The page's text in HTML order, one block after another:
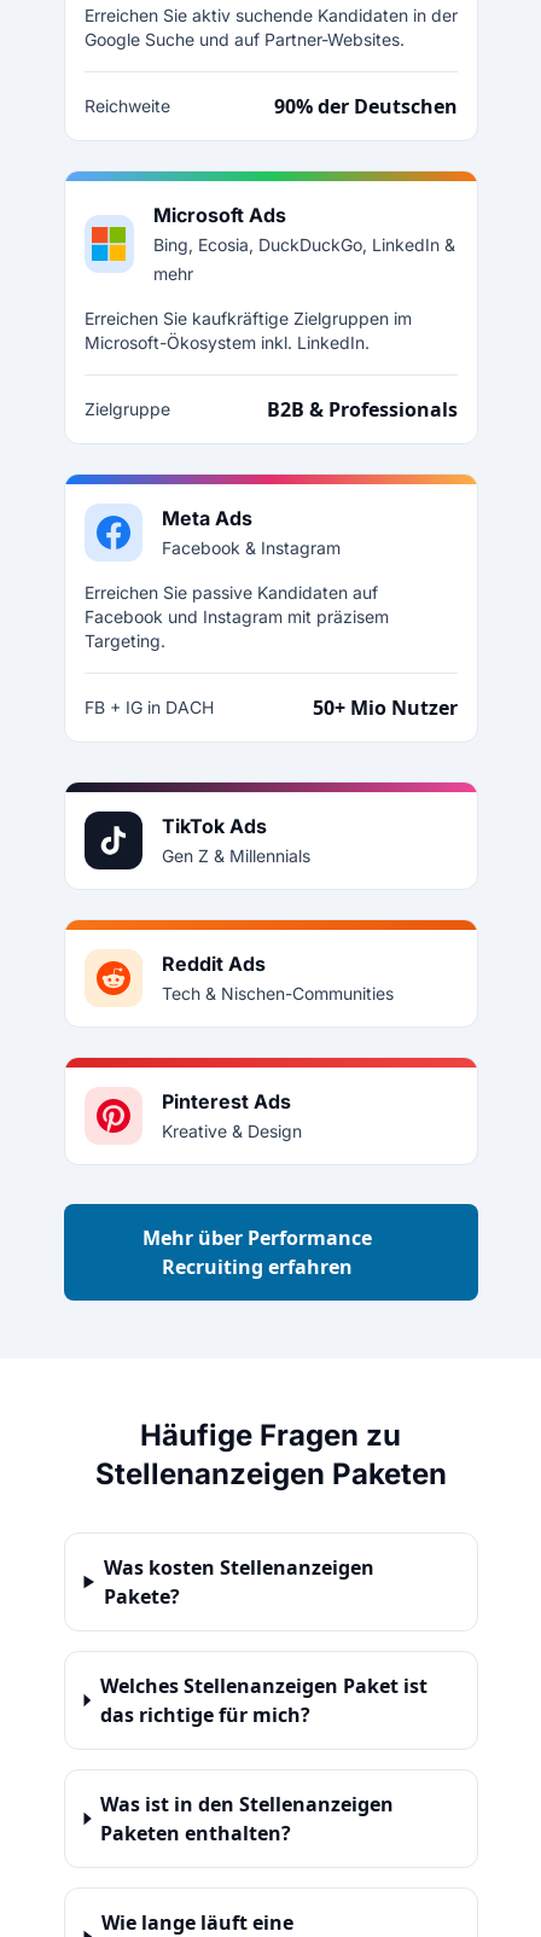
Erreichen Sie aktiv suchende Kandidaten in der
Google Suche und auf Partner-Websites.
Reichweite 90% der Deutschen
Microsoft Ads
Bing, Ecosia, DuckDuckGo, LinkedIn &
mehr
Erreichen Sie kaufkräftige Zielgruppen im
Microsoft-Ökosystem inkl. LinkedIn.
Zielgruppe B2B & Professionals
Meta Ads
Facebook & Instagram
Erreichen Sie passive Kandidaten auf
Facebook und Instagram mit präzisem
Targeting.
FB + IG in DACH 50+ Mio Nutzer
TikTok Ads
Gen Z & Millennials
Reddit Ads
Tech & Nischen-Communities
Pinterest Ads
Kreative & Design
Mehr über Performance
Recruiting erfahren
Häufige Fragen zu
Stellenanzeigen Paketen
Was kosten Stellenanzeigen
Pakete?
Welches Stellenanzeigen Paket ist
das richtige für mich?
Was ist in den Stellenanzeigen
Paketen enthalten?
Wie lange läuft eine